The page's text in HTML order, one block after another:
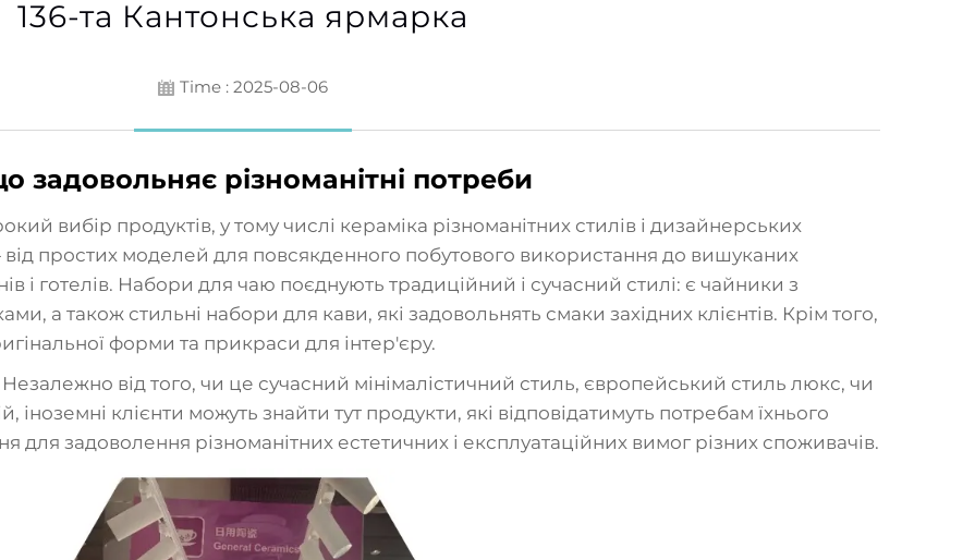
136-та Кантонська ярмарка
Time : 2025-08-06
задовольняє різноманітні потреби
вибір продуктів, у тому числі кераміка різноманітних стилів і дизайнерських
простих моделей для повсякденного побутового використання до вишуканих
і готелів. Набори для чаю поєднують традиційний і сучасний стилі: є чайники з
а також стильні набори для кави, які задовольнять смаки західних клієнтів. Крім того,
форми та прикраси для інтер'єру.
Незалежно від того, чи це сучасний мінімалістичний стиль, європейський стиль люкс, чи
клієнти можуть знайти тут продукти, які відповідатимуть потребам їхнього
задоволення різноманітних естетичних і експлуатаційних вимог різних споживачів.